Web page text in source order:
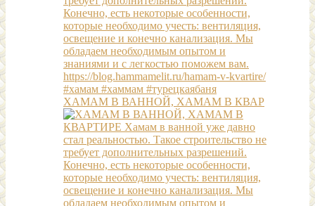
ХАМАМ В ВАННОЙ, ХАМАМ В КВАР